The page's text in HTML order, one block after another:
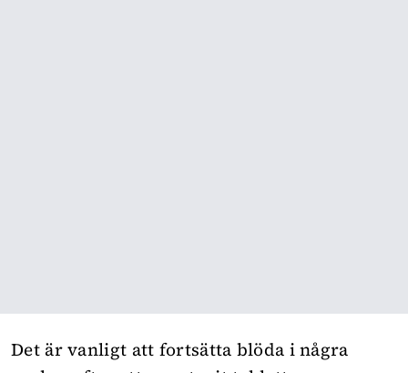
Det är vanligt att fortsätta blöda i några